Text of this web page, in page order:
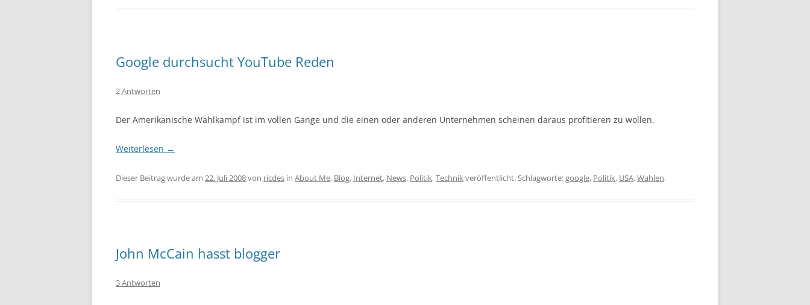
Google durchsucht YouTube Reden
2 Antworten
Der Amerikanische Wahlkampf ist im vollen Gange und die einen oder anderen Unternehmen scheinen daraus profitieren zu wollen.
Weiterlesen →
Dieser Beitrag wurde am 22. Juli 2008von ricdes in About Me, Blog, Internet, News, Politik,Technikveröffentlicht. Schlagworte:google, Politik, USA,Wahlen.
John McCain hasst blogger
3 Antworten